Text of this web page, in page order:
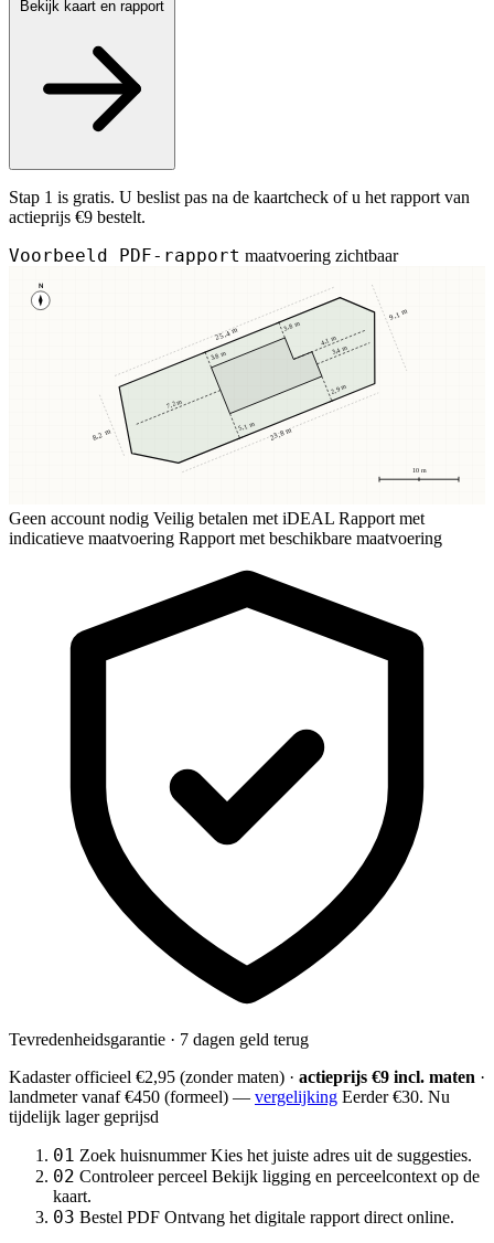
Bekijk kaart en rapport
Stap 1 is gratis. U beslist pas na de kaartcheck of u het rapport van
actieprijs €9 bestelt.
Voorbeeld PDF-rapport maatvoering zichtbaar
N
10 m
3,8 m
3,8 m
5,1 m
2,9 m
7,2 m
3,4 m
4,1 m
25,4 m
23,8 m
8,2 m
9,1 m
Geen account nodig Veilig betalen met iDEAL Rapport met
indicatieve maatvoering Rapport met beschikbare maatvoering
Tevredenheidsgarantie · 7 dagen geld terug
Kadaster officieel €2,95 (zonder maten) · actieprijs €9 incl. maten ·
landmetervanaf €450 (formeel) — vergelijking Eerder €30. Nu
tijdelijk lager geprijsd
01 Zoek huisnummer Kies het juiste adres uit de suggesties.
02 Controleer perceel Bekijk ligging en perceelcontext op de
kaart.
03 Bestel PDF Ontvang het digitale rapport direct online.